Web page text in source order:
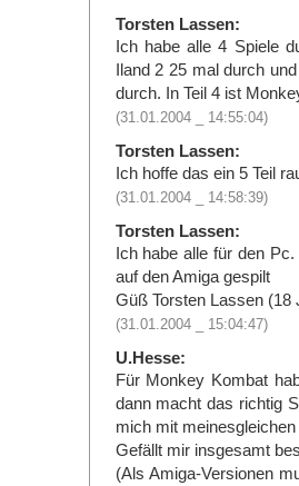
Torsten Lassen:
Ich habe alle 4 Spiele
Iland 2 25 mal durch
durch. In Teil 4 ist
(31.01.2004 _ 14:55:04)
Torsten Lassen:
Ich hoffe das ein 5 Teil
(31.01.2004 _ 14:58:39)
Torsten Lassen:
Ich habe alle für den
auf den Amiga gespilt
Güß Torsten Lassen (18
(31.01.2004 _ 15:04:47)
U.Hesse:
Für Monkey Kombat
dann macht das richtig
mich mit
Gefällt mir insgesamt
(Als Amiga-Versionen